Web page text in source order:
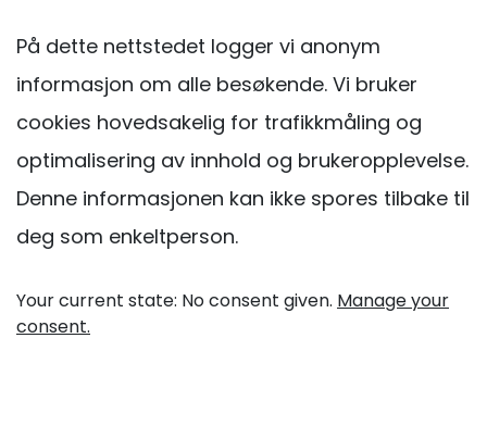
På dette nettstedet logger vi anonym
informasjon om alle besøkende. Vi bruker
cookies hovedsakelig for trafikkmåling og
optimalisering av innhold og brukeropplevelse.
Denne informasjonen kan ikke spores tilbake til
deg som enkeltperson.
Your current state: No consent given. Manage your
consent.